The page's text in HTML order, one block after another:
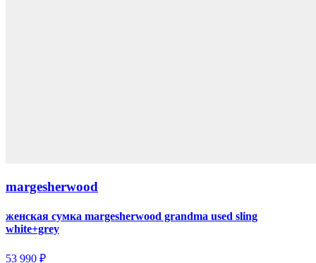
margesherwood
женская сумка margesherwood grandma used sling
white+grey
53 990 ₽